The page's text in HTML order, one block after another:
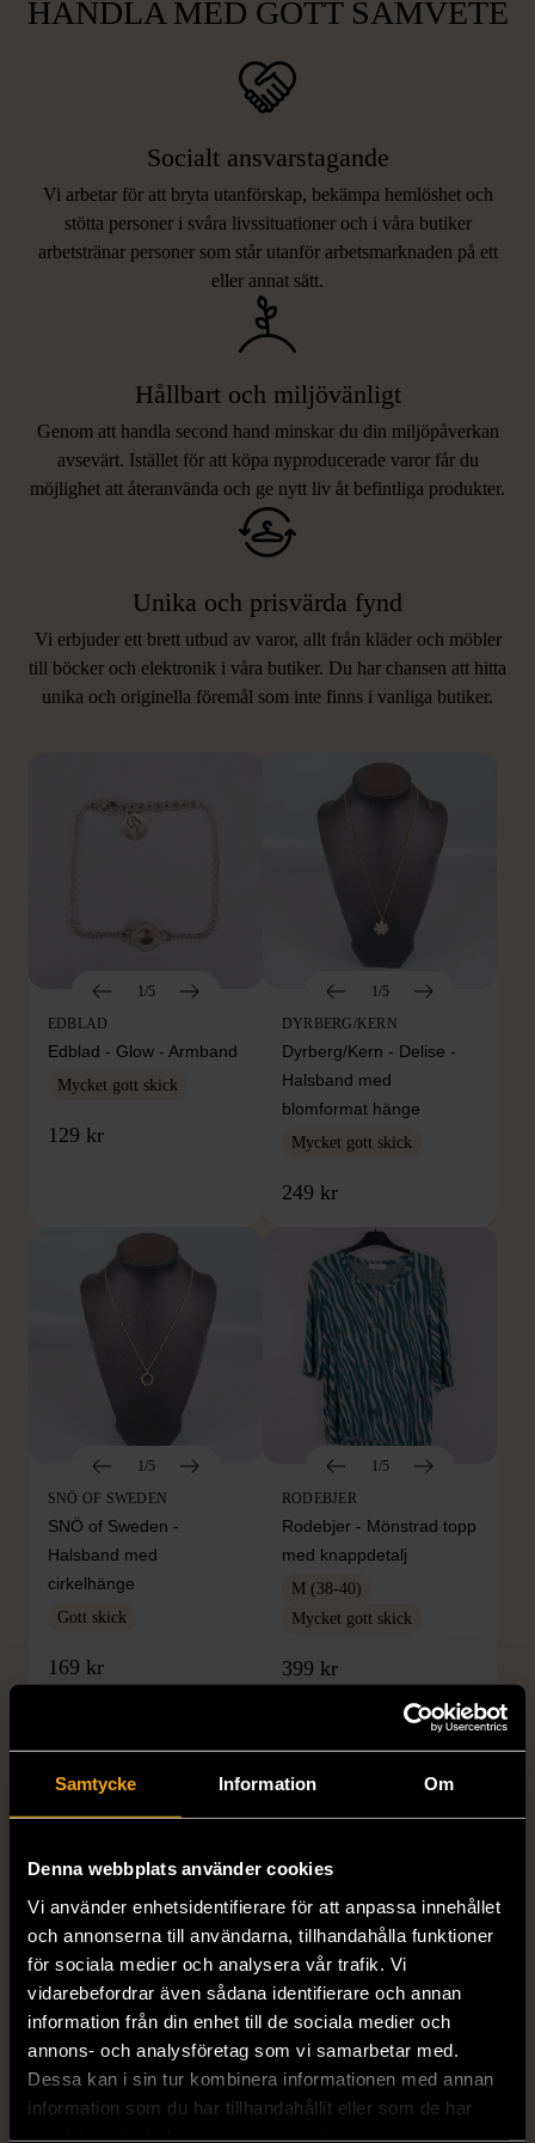
Samtycke Information Om
Denna webbplats använder cookies
Vi använder enhetsidentifierare för att anpassa innehållet
och annonserna till användarna, tillhandahålla funktioner
för sociala medier och analysera vår trafik. Vi
vidarebefordrar även sådana identifierare och annan
information från din enhet till de sociala medier och
annons- och analysföretag som vi samarbetar med.
Dessa kan i sin tur kombinera informationen med annan
information som du har tillhandahållit eller som de har
HANDLA MED GOTT SAMVETE
Socialt ansvarstagande
Vi arbetar för att bryta utanförskap, bekämpa hemlöshet och
stötta personer i svåra livssituationer och i våra butiker
arbetstränar personer som står utanför arbetsmarknaden på ett
eller annat sätt.
Hållbart och miljövänligt
Genom att handla second hand minskar du din miljöpåverkan
avsevärt. Istället för att köpa nyproducerade varor får du
möjlighet att återanvända och ge nytt liv åt befintliga produkter.
Unika och prisvärda fynd
Vi erbjuder ett brett utbud av varor, allt från kläder och möbler
till böcker och elektronik i våra butiker. Du har chansen att hitta
unika och originella föremål som inte finns i vanliga butiker.
LIKNANDE PRODUKTER
Hitta produkter som påminner om denna
1/5
EDBLAD
Edblad - Glow - Armband
Mycket gott skick
129 kr
1/5
DYRBERG/KERN
Dyrberg/Kern - Delise -
Halsband med
blomformat hänge
Mycket gott skick
249 kr
1/5
SNÖ OF SWEDEN
SNÖ of Sweden -
Halsband med
cirkelhänge
Gott skick
169 kr
1/5
RODEBJER
Rodebjer - Mönstrad topp
med knappdetalj
M (38-40)
Mycket gott skick
399 kr
1/5
H&M
H&M - Leopardmönstrad
volangklänning
Nytt skick
99 kr
1/5
H&M
H&M - Plisserad midikjol
med resårmidja -
Salviagrön